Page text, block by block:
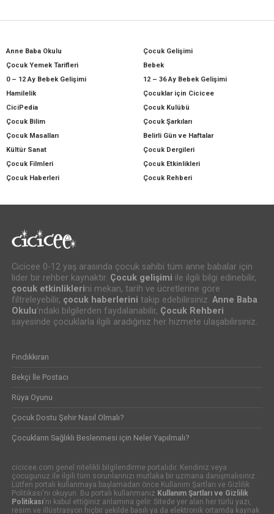
Anne Baba Okulu
Çocuk Gelişimi
Çocuk Yemek Tarifleri
Bebek
0 – 12 Ay Bebek Gelişimi
12 – 36 Ay Bebek Gelişimi
Hamilelik
Çocuklar için Cicicee
CiciPedia
Çocuk Kulübü
Çocuk Bilim
Çocuk Şarkıları
Çocuk Masalları
Belirli Gün ve Haftalar
Kültür Sanat
Çocuk Dergileri
Çocuk Filmleri
Çocuk Etkinlikleri
Çocuk Haberleri
Çocuk Rehberi
Cicicee 0-12 yaş arasında çocuk sahibi tüm anne babalar için
lider bir rehber kaynaktır. Çocuk gelişimi ile ilgili bilgi edinebilir,
çocuk etkinliklerini mekan, tarih ve ücretlerine göre
filtreleyebilir, çocuk haberlerini takip edebilirsiniz. Anne Baba
Okulu’ndaki bilgilerden faydalanabilir, Çocuk Rehberi
sayesinde çocuklarla ilgili aradığınız her hizmete ulaşabilirsiniz.
Fındıkkıran
Bekçi İle Postacı
Rüya Oyunu
Çocuk Dostu Şehir Nasıl Olmalı?
Çocukların Sağlıklı Beslenmesi için Neler Yapılmalı?
cicicee.com genel nitelikli bilgilendirme portalıdır. Kendiniz veya
çocugunuz ile ilgili tüm sorunlarınızı mutlaka bir uzmana danışmalısınız.
Lütfen portalı kullanmaya başlamadan önce Kullanım Şartları ve Gizlilik
Politikası'nı okuyun. Bu portalı kullanmanız Kullanım Şartları ve Gizlilik
Politikası'nı kabul ettiğiniz anlamına gelir. Sitede yer alan her türlü yazı,
resim ve illüstrasyon hiçbir şekilde basılı ya da elektronik ortamda kaynak